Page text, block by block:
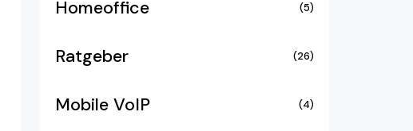
Homeoffice (5)
Ratgeber (26)
Mobile VoIP (4)